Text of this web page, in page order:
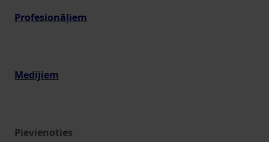
Profesionāļiem
Medijiem
Pievienoties